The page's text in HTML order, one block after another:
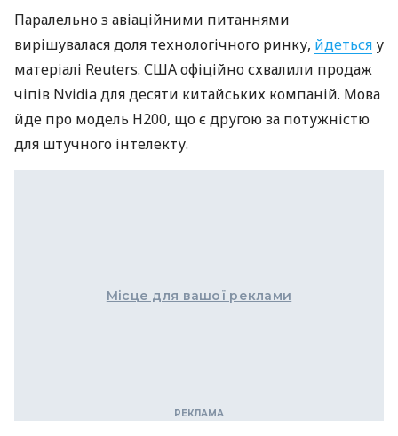
Паралельно з авіаційними питаннями
вирішувалася доля технологічного ринку, йдеться у
матеріалі Reuters. США офіційно схвалили продаж
чіпів Nvidia для десяти китайських компаній. Мова
йде про модель H200, що є другою за потужністю
для штучного інтелекту.
Місце для вашої реклами